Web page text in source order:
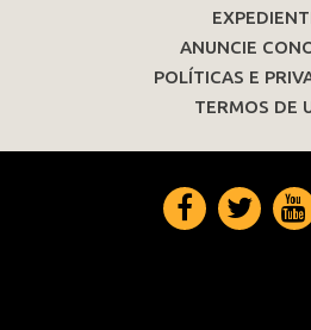
ANUNCIE
POLÍTICAS E
TERMOS DE